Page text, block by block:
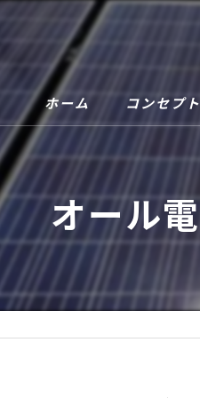
ホーム コンセプト
オール